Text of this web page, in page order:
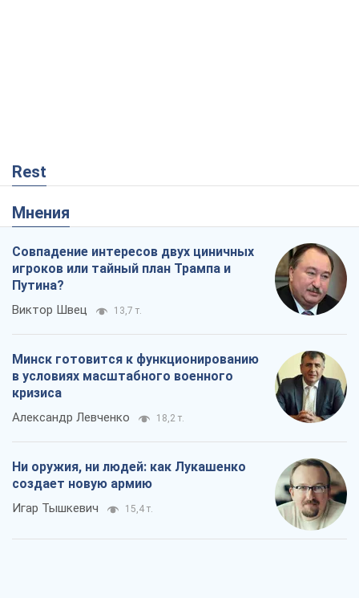
Rest
Мнения
Совпадение интересов двух циничных
игроков или тайный план Трампа и
Путина?
Виктор Швец 13,7 т.
Минск готовится к функционированию
в условиях масштабного военного
кризиса
Александр Левченко 18,2 т.
Ни оружия, ни людей: как Лукашенко
создает новую армию
Игар Тышкевич 15,4 т.